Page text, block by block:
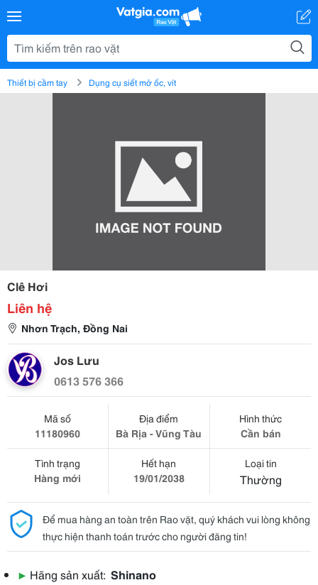
Thiết bị cầm tay Dụng cụ siết mở ốc, vít
Clê Hơi
Liên hệ
Nhơn Trạch, Đồng Nai
Jos Lưu
0613 576 366
Mã số
11180960
Địa điểm
Bà Rịa - Vũng Tàu
Hình thức
Cần bán
Tình trạng
Hàng mới
Hết hạn
19/01/2038
Loại tin
Thường
Để mua hàng an toàn trên Rao vặt, quý khách vui lòng không
thực hiện thanh toán trước cho người đăng tin!
▶ Hãng sản xuất: Shinano